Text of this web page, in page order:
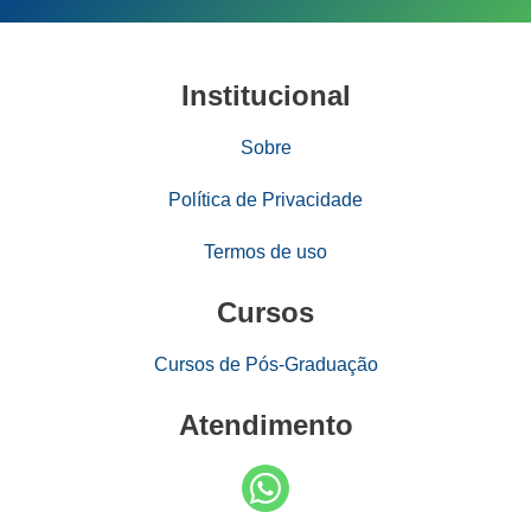
Institucional
Sobre
Política de Privacidade
Termos de uso
Cursos
Cursos de Pós-Graduação
Atendimento